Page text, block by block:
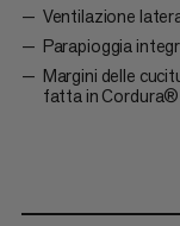
Ventilazione
Parapioggia
Margini delle
fatta in Cordura®